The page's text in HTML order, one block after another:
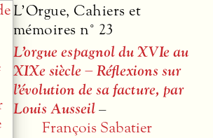
L’Orgue, Cahiers et
mémoires n° 23
L’orgue espagnol du XVIe au
XIXe siècle – Réflexions sur
l’évolution de sa facture, par
Louis Ausseil–
François Sabatier